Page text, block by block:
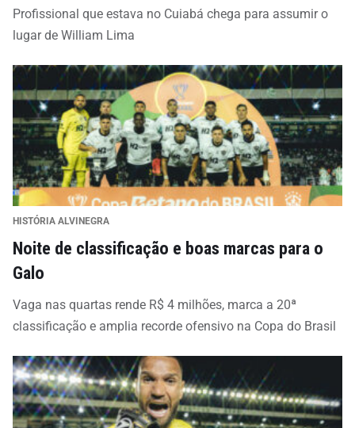
Profissional que estava no Cuiabá chega para assumir o
lugar de William Lima
HISTÓRIA ALVINEGRA
Noite de classificação e boas marcas para o
Galo
Vaga nas quartas rende R$ 4 milhões, marca a 20ª
classificação e amplia recorde ofensivo na Copa do Brasil